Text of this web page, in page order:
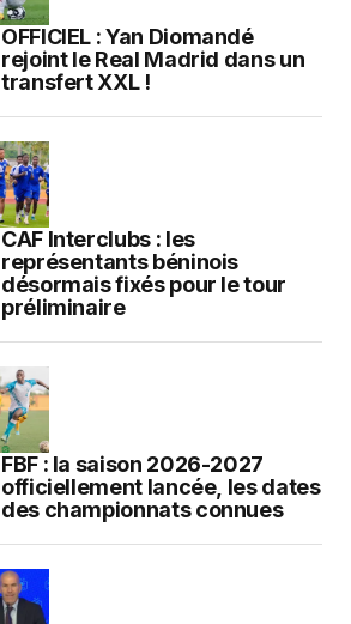
OFFICIEL : Yan Diomandé
rejoint le Real Madrid dans un
transfert XXL !
CAF Interclubs : les
représentants béninois
désormais fixés pour le tour
préliminaire
FBF : la saison 2026-2027
officiellement lancée, les dates
des championnats connues